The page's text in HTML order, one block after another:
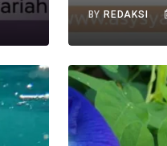
BY REDAKSI